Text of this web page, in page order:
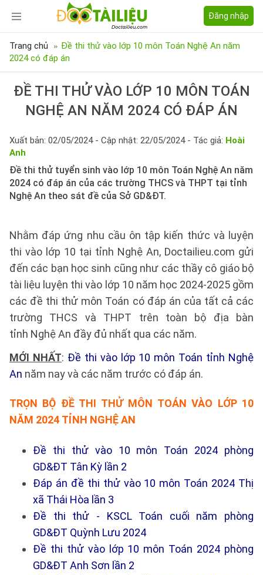
Đăng nhập
Trang chủ
Đề thi thử vào lớp 10 môn Toán Nghệ An năm
2024 có đáp án
ĐỀ THI THỬ VÀO LỚP 10 MÔN TOÁN
NGHỆ AN NĂM 2024 CÓ ĐÁP ÁN
Xuất bản: 02/05/2024 - Cập nhật: 22/05/2024 - Tác giả: Hoài
Anh
Đề thi thử tuyển sinh vào lớp 10 môn Toán Nghệ An năm
2024 có đáp án của các trường THCS và THPT tại tỉnh
Nghệ An theo sát đề của Sở GD&ĐT.
Nhằm đáp ứng nhu cầu ôn tập kiến thức và luyện
thi vào lớp 10 tại tỉnh Nghệ An, Doctailieu.com gửi
đến các bạn học sinh cũng như các thầy cô giáo bộ
tài liệu luyện thi vào lớp 10 năm học 2024-2025 gồm
các đề thi thử môn Toán có đáp án của tất cả các
trường THCS và THPT trên toàn bộ địa bàn
tỉnh Nghệ An đầy đủ nhất qua các năm.
MỚI NHẤT: Đề thi vào lớp 10 môn Toán tỉnh Nghệ
An năm nay và các năm trước có đáp án.
TRỌN BỘ ĐỀ THI THỬ MÔN TOÁN VÀO LỚP 10
NĂM 2024 TỈNH NGHỆ AN
Đề thi thử vào 10 môn Toán 2024 phòng
GD&ĐT Tân Kỳ lần 2
Đáp án đề thi thử vào 10 môn Toán 2024 Thị
xã Thái Hòa lần 3
Đề thi thử - KSCL Toán cuối năm phòng
GD&ĐT Quỳnh Lưu 2024
Đề thi thử vào lớp 10 môn Toán 2024 phòng
GD&ĐT Anh Sơn lần 2